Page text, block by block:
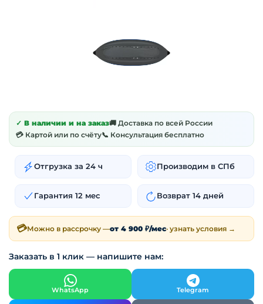
✓ В наличии и на заказ🚚 Доставка по всей России
💳 Картой или по счёту📞 Консультация бесплатно
Отгрузка за 24 ч Производим в СПб
Гарантия 12 мес Возврат 14 дней
💳Можно в рассрочку —от 4 900 ₽/мес· узнать условия →
Заказать в 1 клик — напишите нам:
WhatsApp Telegram